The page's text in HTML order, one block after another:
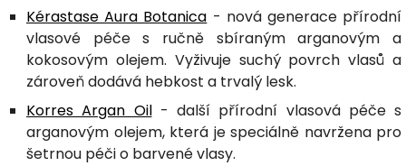
Kérastase Aura Botanica - nová generace přírodní
vlasové péče s ručně sbíraným arganovým a
kokosovým olejem. Vyživuje suchý povrch vlasů a
zároveň dodává hebkost a trvalý lesk.
Korres Argan Oil- další přírodní vlasová péče s
arganovým olejem, která je speciálně navržena pro
šetrnou péči o barvené vlasy.